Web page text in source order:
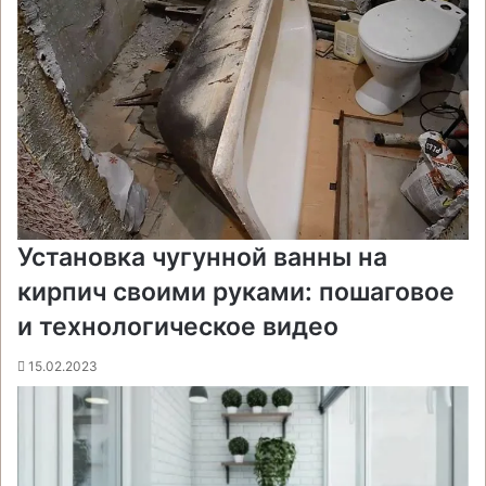
Установка чугунной ванны на
кирпич своими руками: пошаговое
и технологическое видео
15.02.2023